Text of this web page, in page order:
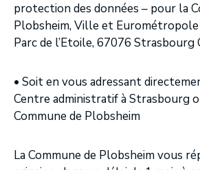
protection des données – pour la
Plobsheim, Ville et
Parc de l’Etoile, 67076 Strasbourg
• Soit en vous adressant
Centre administratif à Strasbourg
Commune de Plobsheim
La Commune de Plobsheim vous